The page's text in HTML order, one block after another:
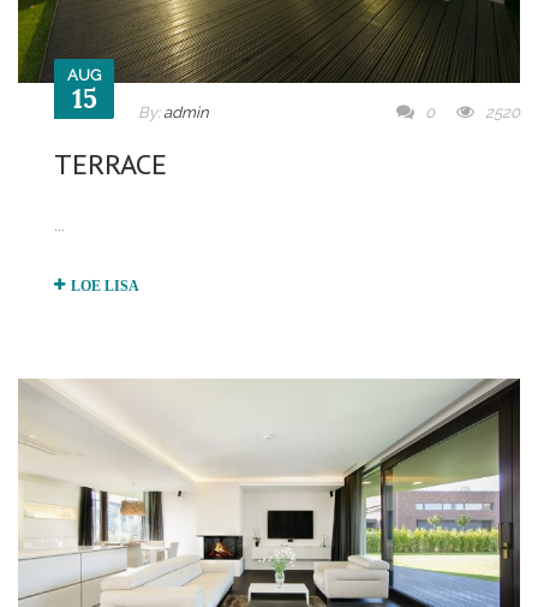
AUG
15 By: admin 0 2520
TERRACE
...
LOE LISA